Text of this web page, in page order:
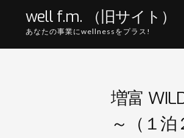
well f.m. （旧サイト）
あなたの事業にwellnessをプラス!
増富
～（１